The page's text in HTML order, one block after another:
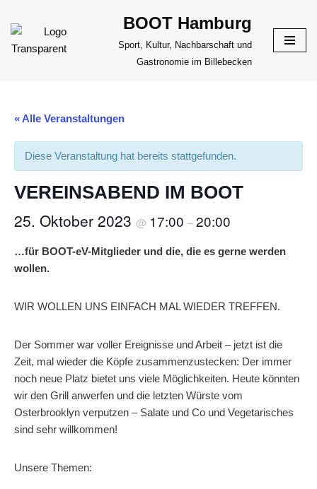
Zum
Inhalt
BOOT Hamburg
Sport, Kultur, Nachbarschaft und
Gastronomie im Billebecken
« Alle Veranstaltungen
Diese Veranstaltung hat bereits stattgefunden.
VEREINSABEND IM BOOT
25. Oktober 2023 @ 17:00 –20:00
…für BOOT-eV-Mitglieder und die, die es gerne werden
wollen.
WIR WOLLEN UNS EINFACH MAL WIEDER TREFFEN.
Der Sommer war voller Ereignisse und Arbeit – jetzt ist die
Zeit, mal wieder die Köpfe zusammenzustecken: Der immer
noch neue Platz bietet uns viele Möglichkeiten. Heute könnten
wir den Grill anwerfen und die letzten Würste vom
Osterbrooklyn verputzen – Salate und Co und Vegetarisches
sind sehr willkommen!
Unsere Themen: